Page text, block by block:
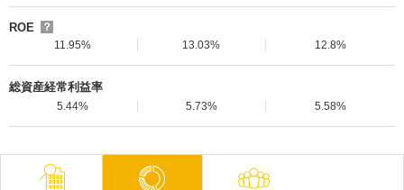
ROE
？
11.95%
13.03% 12.8%
総資産経常利益率
5.44% 5.73% 5.58%